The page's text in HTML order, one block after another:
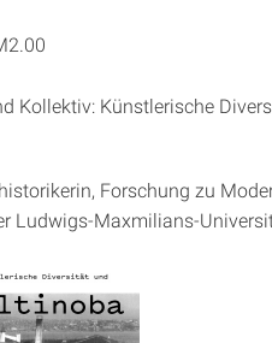
Kollektiv: Künstlerische
Forschung zu
Ludwigs-Maxmilians-